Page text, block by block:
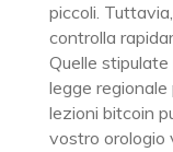
piccoli.
controlla
Quelle stipulate
legge
lezioni bitcoin
vostro orologio